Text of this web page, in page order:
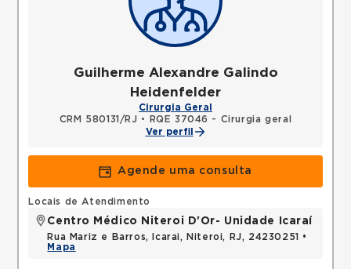
Guilherme Alexandre Galindo
Heidenfelder
Cirurgia Geral
CRM 580131/RJ •
RQE 37046 - Cirurgia geral
Ver perfil
Agende uma consulta
Locais de Atendimento
Centro Médico Niteroi D'Or- Unidade Icaraí
Rua Mariz e Barros, Icarai, Niteroi, RJ, 24230251 •
Mapa